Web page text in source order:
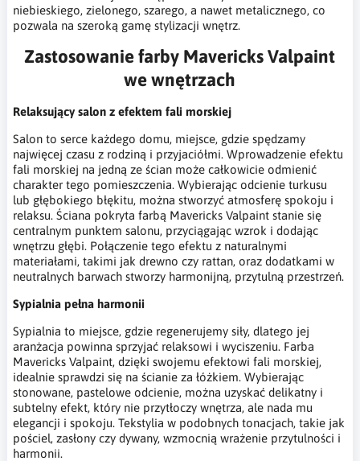
niebieskiego, zielonego, szarego, a nawet metalicznego, co
pozwala na szeroką gamę stylizacji wnętrz.
Zastosowanie farby Mavericks Valpaint
we wnętrzach
Relaksujący salon z efektem fali morskiej
Salon to serce każdego domu, miejsce, gdzie spędzamy
najwięcej czasu z rodziną i przyjaciółmi. Wprowadzenie efektu
fali morskiej na jedną ze ścian może całkowicie odmienić
charakter tego pomieszczenia. Wybierając odcienie turkusu
lub głębokiego błękitu, można stworzyć atmosferę spokoju i
relaksu. Ściana pokryta farbą Mavericks Valpaint stanie się
centralnym punktem salonu, przyciągając wzrok i dodając
wnętrzu głębi. Połączenie tego efektu z naturalnymi
materiałami, takimi jak drewno czy rattan, oraz dodatkami w
neutralnych barwach stworzy harmonijną, przytulną przestrzeń.
Sypialnia pełna harmonii
Sypialnia to miejsce, gdzie regenerujemy siły, dlatego jej
aranżacja powinna sprzyjać relaksowi i wyciszeniu. Farba
Mavericks Valpaint, dzięki swojemu efektowi fali morskiej,
idealnie sprawdzi się na ścianie za łóżkiem. Wybierając
stonowane, pastelowe odcienie, można uzyskać delikatny i
subtelny efekt, który nie przytłoczy wnętrza, ale nada mu
elegancji i spokoju. Tekstylia w podobnych tonacjach, takie jak
pościel, zasłony czy dywany, wzmocnią wrażenie przytulności i
harmonii.